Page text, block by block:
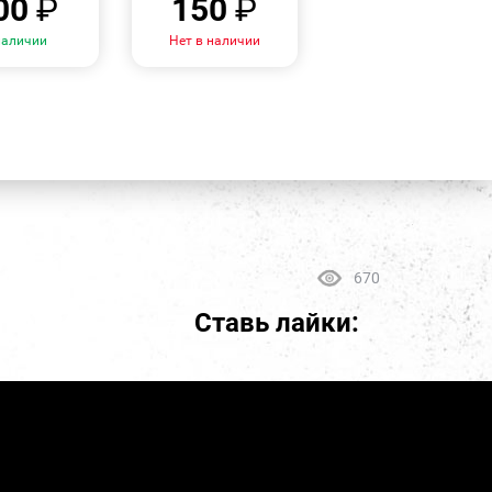
₽ 150₽
Нет в наличии
670
Ставь лайки: